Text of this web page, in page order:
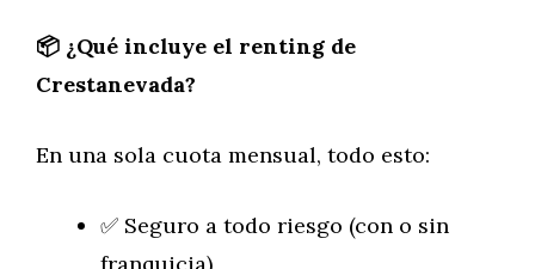
📦 ¿Qué incluye el renting de
Crestanevada?
En una sola cuota mensual, todo esto:
✅ Seguro a todo riesgo (con o sin